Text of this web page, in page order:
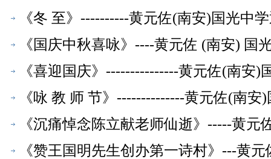
《冬 至》----------黄元佐(南安)国光中
《国庆中秋喜咏》----黄元佐 (南安) 国
《喜迎国庆》---------------黄元佐(南安
《咏 教 师 节》--------------黄元佐(南
《沉痛悼念陈立献老师仙逝》-----黄
《赞王国明先生创办第一诗村》---黄